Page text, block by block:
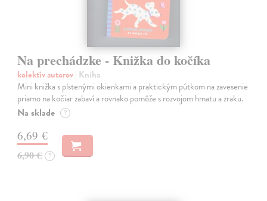
Na prechádzke - Knižka do kočíka
kolektív autorov| Kniha
Mini knižka s plstenými okienkami a praktickým pútkom na zavesenie
priamo na kočiar zabaví a rovnako pomôže s rozvojom hmatu a zraku.
Na sklade ?
6,69 €
6,90 € ?